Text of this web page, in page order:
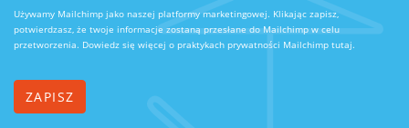
Używamy Mailchimp jako naszej platformy marketingowej. Klikając zapisz,
potwierdzasz, że twoje informacje zostaną przesłane do Mailchimp w celu
przetworzenia. Dowiedz się więcej o praktykach prywatności Mailchimp tutaj.